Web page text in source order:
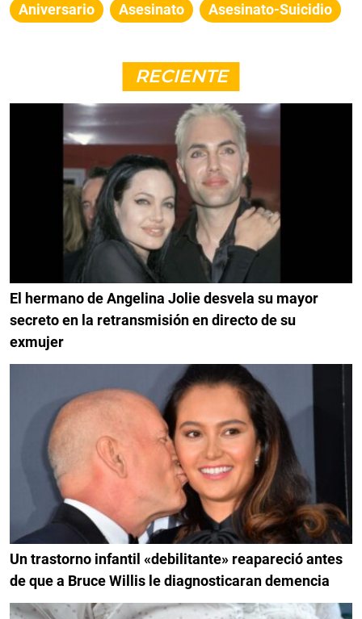
Aniversario Asesinato Asesinato-Suicidio
RECIENTE
El hermano de Angelina Jolie desvela su mayor
secreto en la retransmisión en directo de su
exmujer
Un trastorno infantil «debilitante» reapareció antes
de que a Bruce Willis le diagnosticaran demencia